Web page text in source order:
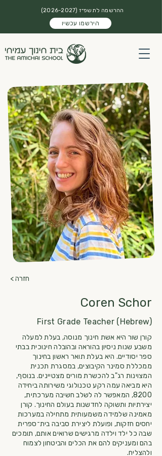
ההרשמה לתשפ״ז (2026-2027)
הירשמו עכשיו
< חזרה
Coren Schor
First Grade Teacher (Hebrew)
קורן שור היא אשת חינוך מנוסה, בעלת למעלה
משבע שנות ניסיון בהוראה ובהובלה חינוכית בבתי
ספר יסודיים. היא בעלת תואר ראשון בחינוך
ממכללת סמינר הקיבוצים, במסגרת תכנית
המצוינות רג"ב להכשרת מורים מצטיינים. בנוסף,
היא מביאה עמה רקע טכנולוגי משירותה ביחידה
8200, המאפשר לה לשלב חשיבה מערכתית,
יצירתיות ותשוקה לחדשנות בעולם החינוך. קורן
מאמינה שלמידה משמעותית מתחילה במערכות
יחסים חזקות, ופועלת ליצירת סביבה בית־ספרית
שבה כל ילד וילדה מרגישים שרואים אותם, תומכים
בהם ומעניקים להם את הכלים והביטחון לצמוח
ולהצליח.